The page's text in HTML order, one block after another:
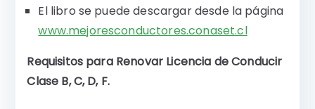
El libro se puede descargar desde la página
www.mejoresconductores.conaset.cl
Requisitos para Renovar Licencia de Conducir
Clase B, C, D, F.